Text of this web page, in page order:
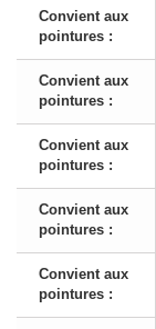
Convient aux
pointures :
Convient aux
pointures :
Convient aux
pointures :
Convient aux
pointures :
Convient aux
pointures :